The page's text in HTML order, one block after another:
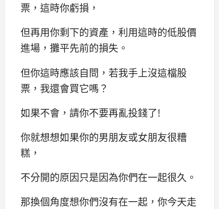
票，這時你虧損，
但再用你剩下的資產，利用這時的低股價
進場，攤平先前的損失。
但你這時應該自問，若我手上沒這檔股
票，我還會買它嗎？
如果不會，請你不要再亂投錢了!
你就想想如果你的男朋友或女朋友很糟
糕，
不分開的原因只是因為你們在一起很久。
那換個角度想你們沒有在一起，你今天走